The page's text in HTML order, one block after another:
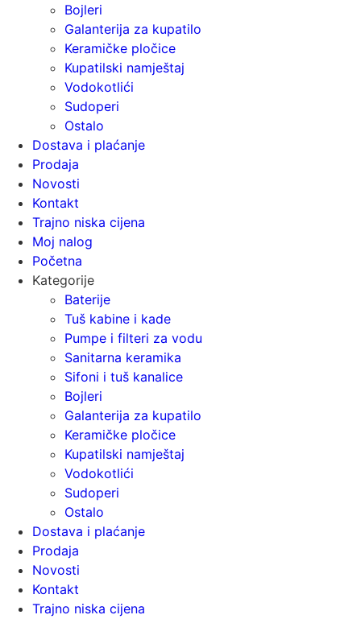
Bojleri
Galanterija za kupatilo
Keramičke pločice
Kupatilski namještaj
Vodokotlići
Sudoperi
Ostalo
Dostava i plaćanje
Prodaja
Novosti
Kontakt
Trajno niska cijena
Moj nalog
Početna
Kategorije
Baterije
Tuš kabine i kade
Pumpe i filteri za vodu
Sanitarna keramika
Sifoni i tuš kanalice
Bojleri
Galanterija za kupatilo
Keramičke pločice
Kupatilski namještaj
Vodokotlići
Sudoperi
Ostalo
Dostava i plaćanje
Prodaja
Novosti
Kontakt
Trajno niska cijena